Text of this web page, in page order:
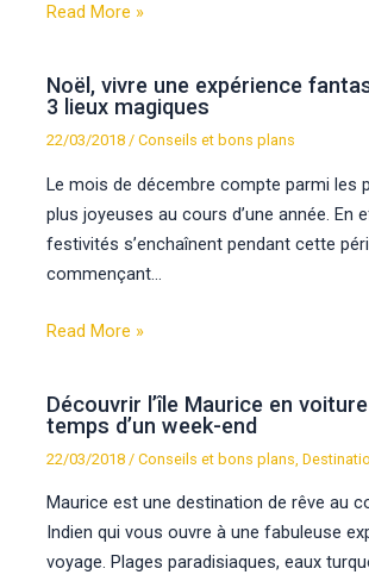
Read More »
Noël, vivre une expérience
3 lieux magiques
22/03/2018/Conseils et bons plans
Le mois de décembre compte parmi les
plus joyeuses au cours d’une année. En
festivités s’enchaînent pendant cette
commençant…
Read More »
Découvrir l’île Maurice en
temps d’un week-end
22/03/2018 /Conseils et bons plans ,
Maurice est une destination de rêve au
Indien qui vous ouvre à une fabuleuse
voyage. Plages paradisiaques, eaux